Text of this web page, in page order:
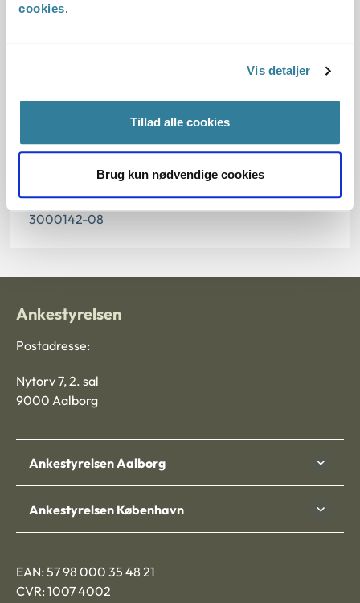
cookies.
Vis detaljer
Tillad alle cookies
Brug kun nødvendige cookies
30.04.2010
Offentliggørelsesdato
§ 2 § 3 § 7 § 11 § 1 § 114
Journalnummer
3000142-08
Ankestyrelsen
Postadresse:
Nytorv 7, 2. sal
9000 Aalborg
Ankestyrelsen Aalborg
Ankestyrelsen København
EAN: 57 98 000 35 48 21
CVR: 1007 4002